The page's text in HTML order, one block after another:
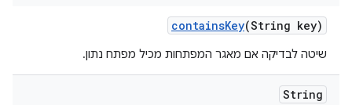
containsKey(String key)
שיטה לבדיקה אם מאגר המפתחות מכיל מפתח נתון.
String